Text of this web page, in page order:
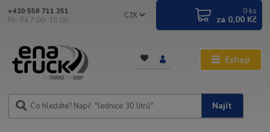
Eshop
CZK
Najít
+420 558 711 251
Po- Pá 7:00- 15:00
0 ks
za 0,00 Kč